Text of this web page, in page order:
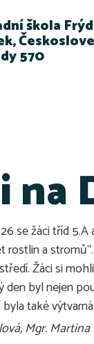
škola
570
na
se žáci tříd 5.A
rostlin a
Žáci si
den byl nejen
také
Mgr.